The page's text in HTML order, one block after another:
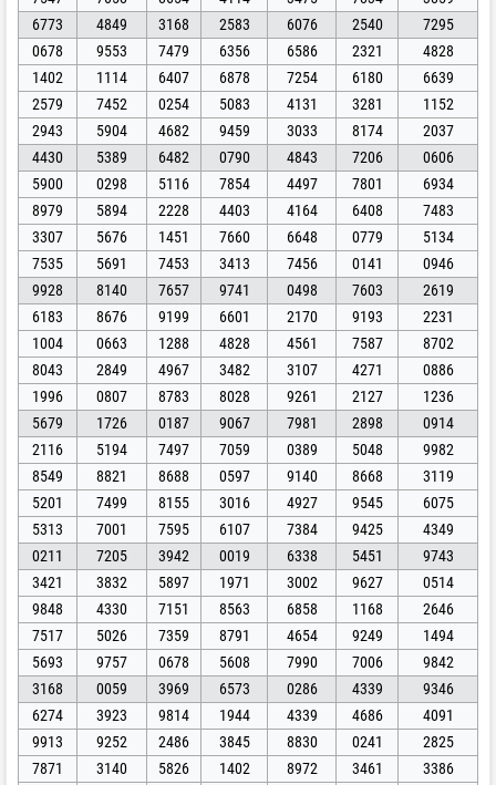
6773
4849 3168 2583 6076 2540
7295
0678
9553 7479 6356 6586 2321
4828
1402
1114 6407 6878 7254 6180
6639
2579
7452 0254 5083 4131 3281
1152
2943
5904 4682 9459 3033 8174
2037
4430
5389 6482 0790 4843 7206
0606
5900
0298 5116 7854 4497 7801
6934
8979
5894 2228 4403 4164 6408
7483
3307
5676 1451 7660 6648 0779
5134
7535
5691 7453 3413 7456 0141
0946
9928
8140 7657 9741 0498 7603
2619
6183
8676 9199 6601 2170 9193
2231
1004
0663 1288 4828 4561 7587
8702
8043
2849 4967 3482 3107 4271
0886
1996
0807 8783 8028 9261 2127
1236
5679
1726 0187 9067 7981 2898
0914
2116
5194 7497 7059 0389 5048
9982
8549
8821 8688 0597 9140 8668
3119
5201
7499 8155 3016 4927 9545
6075
5313
7001 7595 6107 7384 9425
4349
0211
7205 3942 0019 6338 5451
9743
3421
3832 5897 1971 3002 9627
0514
9848
4330 7151 8563 6858 1168
2646
7517
5026 7359 8791 4654 9249
1494
5693
9757 0678 5608 7990 7006
9842
3168
0059 3969 6573 0286 4339
9346
6274
3923 9814 1944 4339 4686
4091
9913
9252 2486 3845 8830 0241
2825
7871
3140 5826 1402 8972 3461
3386